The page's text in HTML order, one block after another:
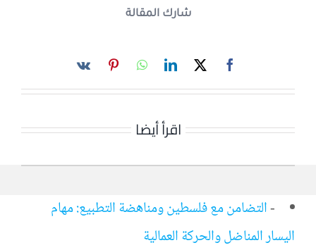
شارك المقالة
اقرأ أيضا
-التضامن مع فلسطين ومناهضة التطبيع: مهام
اليسار المناضل والحركة العمالية